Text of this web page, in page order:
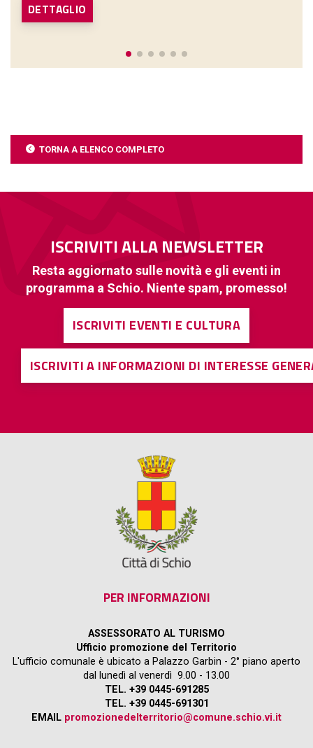
DETTAGLIO
TORNA A ELENCO COMPLETO
ISCRIVITI ALLA NEWSLETTER
Resta aggiornato sulle novità e gli eventi in
programma a Schio. Niente spam, promesso!
ISCRIVITI EVENTI E CULTURA
ISCRIVITI A INFORMAZIONI DI INTERESSE
PER INFORMAZIONI
ASSESSORATO AL TURISMO
Ufficio promozione del Territorio
L'ufficio comunale è ubicato a Palazzo Garbin - 2° piano aperto
dal lunedì al venerdì 9.00 - 13.00
TEL. +39 0445-691285
TEL. +39 0445-691301
EMAIL promozionedelterritorio@comune.schio.vi.it